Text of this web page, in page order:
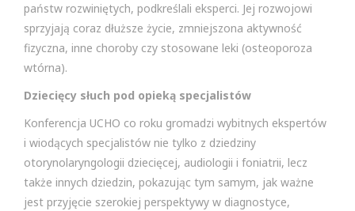
państw rozwiniętych, podkreślali eksperci. Jej rozwojowi
sprzyjają coraz dłuższe życie, zmniejszona aktywność
fizyczna, inne choroby czy stosowane leki (osteoporoza
wtórna).
Dziecięcy słuch pod opieką specjalistów
Konferencja UCHO co roku gromadzi wybitnych ekspertów
i wiodących specjalistów nie tylko z dziedziny
otorynolaryngologii dziecięcej, audiologii i foniatrii, lecz
także innych dziedzin, pokazując tym samym, jak ważne
jest przyjęcie szerokiej perspektywy w diagnostyce,